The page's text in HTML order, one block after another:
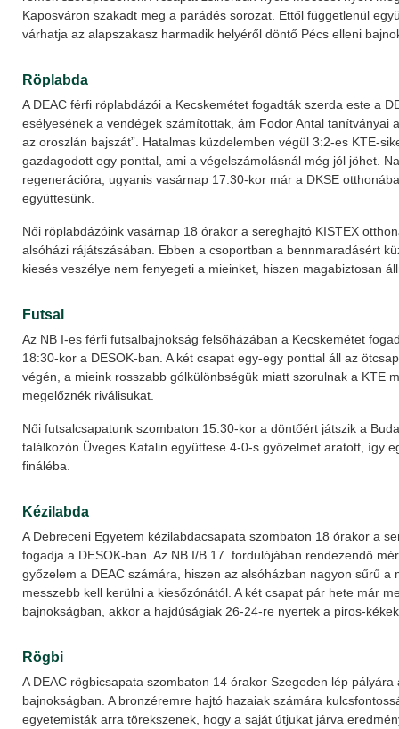
Kaposváron szakadt meg a parádés sorozat. Ettől függetlenül
várhatja az alapszakasz harmadik helyéről döntő Pécs elleni
Röplabda
A DEAC férfi röplabdázói a Kecskemétet fogadták szerda este a
esélyesének a vendégek számítottak, ám Fodor Antal tanítványai
az oroszlán bajszát”. Hatalmas küzdelemben végül 3:2-es KTE-
gazdagodott egy ponttal, ami a végelszámolásnál még jól jöhet.
regenerációra, ugyanis vasárnap 17:30-kor már a DKSE
együttesünk.
Női röplabdázóink vasárnap 18 órakor a sereghajtó KISTEX
alsóházi rájátszásában. Ebben a csoportban a bennmaradásért
kiesés veszélye nem fenyegeti a mieinket, hiszen magabiztosan
Futsal
Az NB I-es férfi futsalbajnokság felsőházában a Kecskemétet
18:30-kor a DESOK-ban. A két csapat egy-egy ponttal áll az
végén, a mieink rosszabb gólkülönbségük miatt szorulnak a KTE
megelőznék riválisukat.
Női futsalcsapatunk szombaton 15:30-kor a döntőért játszik a
találkozón Üveges Katalin együttese 4-0-s győzelmet aratott, így
fináléba.
Kézilabda
A Debreceni Egyetem kézilabdacsapata szombaton 18 órakor a
fogadja a DESOK-ban. Az NB I/B 17. fordulójában rendezendő
győzelem a DEAC számára, hiszen az alsóházban nagyon sűrű a
messzebb kell kerülni a kiesőzónától. A két csapat pár hete már
bajnokságban, akkor a hajdúságiak 26-24-re nyertek a piros-
Rögbi
A DEAC rögbicsapata szombaton 14 órakor Szegeden lép pályára
bajnokságban. A bronzéremre hajtó hazaiak számára
egyetemisták arra törekszenek, hogy a saját útjukat járva